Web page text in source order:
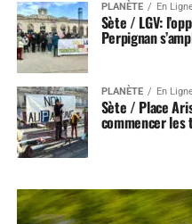
PLANÈTE En
Sète / LGV:
Perpignan
PLANÈTE En
Sète / Place
commencer les